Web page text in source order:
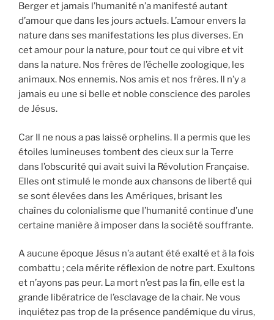
Berger et jamais l’humanité n’a manifesté autant
d’amour que dans les jours actuels. L’amour envers la
nature dans ses manifestations les plus diverses. En
cet amour pour la nature, pour tout ce qui vibre et vit
dans la nature. Nos frères de l’échelle zoologique, les
animaux. Nos ennemis. Nos amis et nos frères. Il n’y a
jamais eu une si belle et noble conscience des paroles
de Jésus.
Car Il ne nous a pas laissé orphelins. Il a permis que les
étoiles lumineuses tombent des cieux sur la Terre
dans l’obscurité qui avait suivi la Révolution Française.
Elles ont stimulé le monde aux chansons de liberté qui
se sont élevées dans les Amériques, brisant les
chaînes du colonialisme que l’humanité continue d’une
certaine manière à imposer dans la société souffrante.
A aucune époque Jésus n’a autant été exalté et à la fois
combattu ; cela mérite réflexion de notre part. Exultons
et n’ayons pas peur. La mort n’est pas la fin, elle est la
grande libératrice de l’esclavage de la chair. Ne vous
inquiétez pas trop de la présence pandémique du virus,